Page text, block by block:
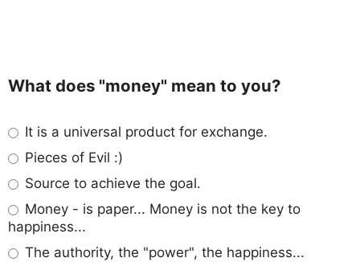
What does "money" mean to you?
It is a universal product for exchange.
Pieces of Evil :)
Source to achieve the goal.
Money - is paper... Money is not the key to
happiness...
The authority, the "power", the happiness...